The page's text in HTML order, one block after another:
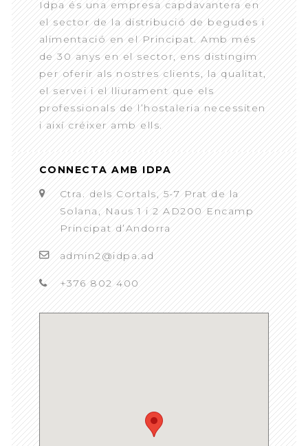
Idpa és una empresa capdavantera en
el sector de la distribució de begudes i
alimentació en el Principat. Amb més
de 30 anys en el sector, ens distingim
per oferir als nostres clients, la qualitat,
el servei i el lliurament que els
professionals de l’hostaleria necessiten
i així créixer amb ells.
CONNECTA AMB IDPA
Ctra. dels Cortals, 5-7 Prat de la
Solana, Naus 1 i 2 AD200 Encamp
Principat d’Andorra
admin2@idpa.ad
+376 802 400